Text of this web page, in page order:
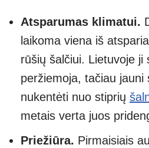
Atsparumas klimatui.
laikoma viena iš
rūšių šalčiui. Lietuvoje ji
peržiemoja, tačiau jauni
nukentėti nuo stiprių
metais verta juos
Priežiūra. Pirmaisiais